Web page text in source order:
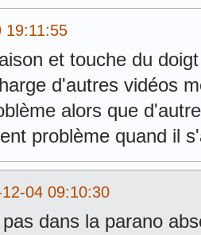
19:11:55
et touche du
d'autres vidéos
alors que
problème quand il
04 09:10:30
dans la parano